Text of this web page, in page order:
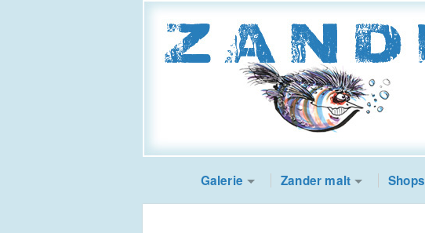
Galerie Zander malt Shops